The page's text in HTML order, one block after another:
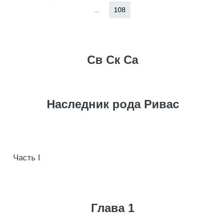
108
Св Ск Са
Наследник рода Ривас
Часть I
Глава 1